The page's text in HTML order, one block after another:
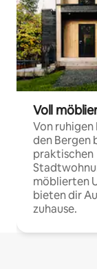
Voll
Von
den Bergen
praktischen
möblierten
bieten dir
zuhause.